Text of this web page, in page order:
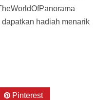
hadiah menarik
Pinterest